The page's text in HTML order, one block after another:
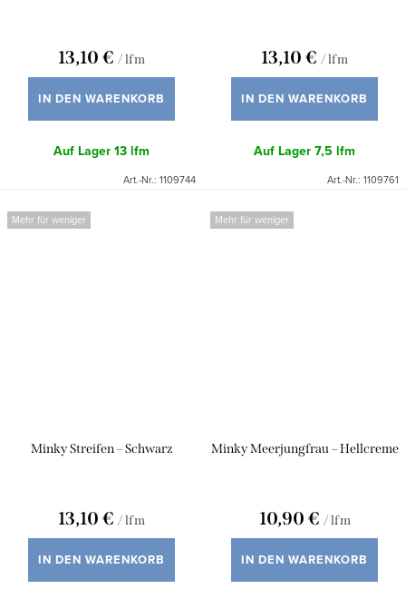
13,10 € / lfm
IN DEN WARENKORB
Auf Lager13 lfm
Art.-Nr.: 1109744
13,10 € / lfm
IN DEN WARENKORB
Auf Lager7,5 lfm
Art.-Nr.: 1109761
Mehr für weniger
Minky Streifen – Schwarz
13,10 € / lfm
IN DEN WARENKORB
Mehr für weniger
Minky Meerjungfrau – Hellcreme
10,90 € / lfm
IN DEN WARENKORB